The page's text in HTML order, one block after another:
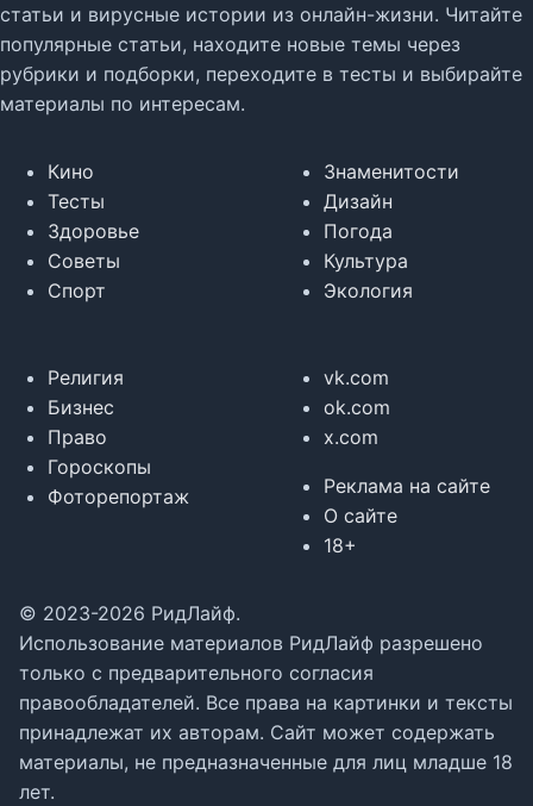
статьи и вирусные истории из онлайн-жизни. Читайте
популярные статьи, находите новые темы через
рубрики и подборки, переходите в тесты и выбирайте
материалы по интересам.
Кино
Тесты
Здоровье
Советы
Спорт
Знаменитости
Дизайн
Погода
Культура
Экология
Религия
Бизнес
Право
Гороскопы
Фоторепортаж
vk.com
ok.com
x.com
Реклама на сайте
О сайте
18+
© 2023-2026 РидЛайф.
Использование материалов РидЛайф разрешено
только с предварительного согласия
правообладателей. Все права на картинки и тексты
принадлежат их авторам. Сайт может содержать
материалы, не предназначенные для лиц младше 18
лет.